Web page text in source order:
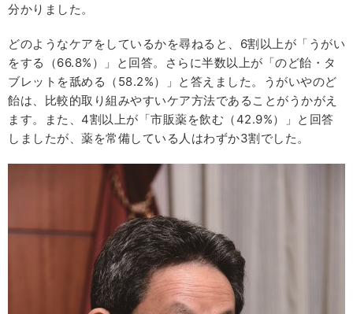
分かりました。
どのようなケアをしているかを尋ねると、6割以上が「うがい
をする（66.8%）」と回答。さらに半数以上が「のど飴・タ
ブレットを舐める（58.2%）」と答えました。うがいやのど
飴は、比較的取り組みやすいケア方法であることがうかがえ
ます。また、4割以上が「市販薬を飲む（42.9%）」と回答
しましたが、薬を常備している人はわずか3割でした。